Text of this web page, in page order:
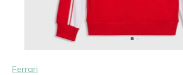
Ferrari